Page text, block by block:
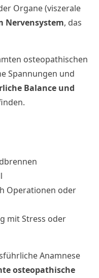
Organe (viszerale
Nervensystem, das
osteopathischen
Spannungen und
Balance und
Operationen oder
mit Stress oder
Anamnese
osteopathische